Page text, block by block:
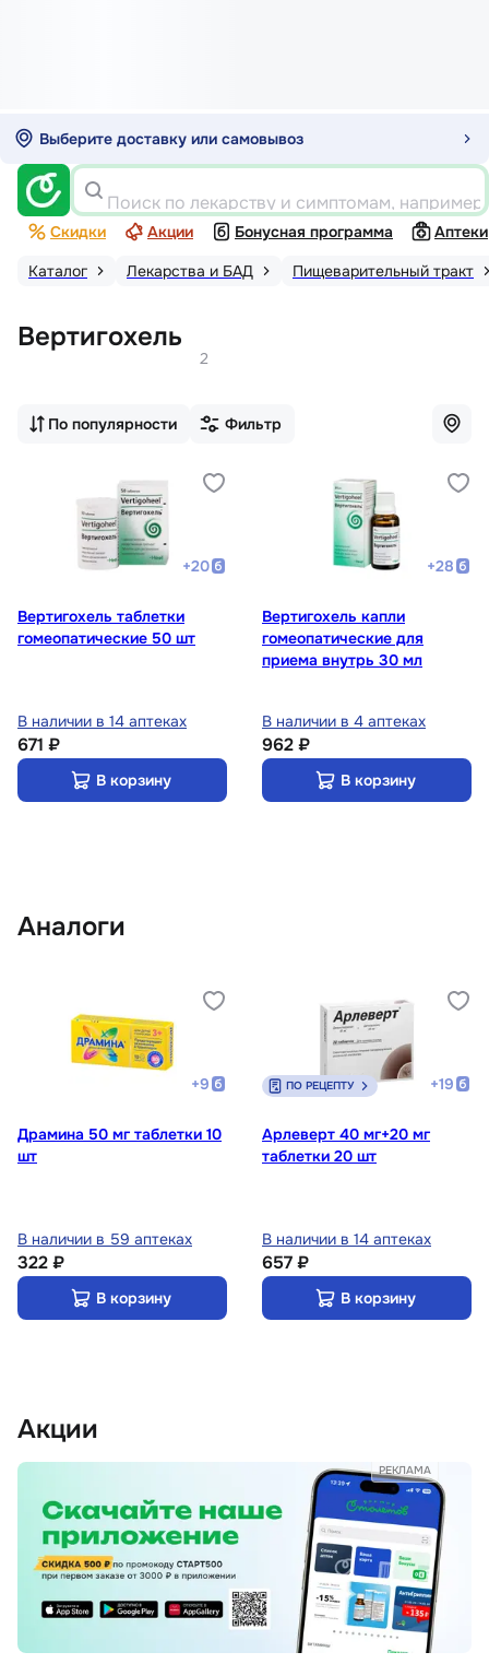
Выберите доставку или самовывоз
Поиск по лекарству и симптомам,
Скидки Акции Бонусная программа
Аптеки
Каталог
Лекарства и БАД Пищеварительный тракт
Вертигохель
2
По популярности Фильтр
+20
Вертигохель таблетки
гомеопатические 50 шт
В наличии в 14 аптеках
671 ₽
В корзину
+28
Вертигохель капли
гомеопатические для
приема внутрь 30 мл
В наличии в 4 аптеках
962 ₽
В корзину
Аналоги
+9
Драмина 50 мг таблетки 10
шт
В наличии в 59 аптеках
322 ₽
В корзину
ПО РЕЦЕПТУ +19
Арлеверт 40 мг+20 мг
таблетки 20 шт
В наличии в 14 аптеках
657 ₽
В корзину
Акции
РЕКЛАМА